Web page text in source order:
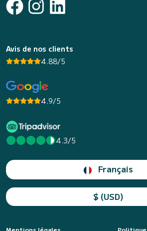
Avis de nos clients
4.88/5
4.9/5
4.3/5
Français
$ (USD)
Mentions légales